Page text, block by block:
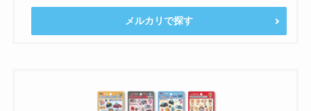
メルカリで探す